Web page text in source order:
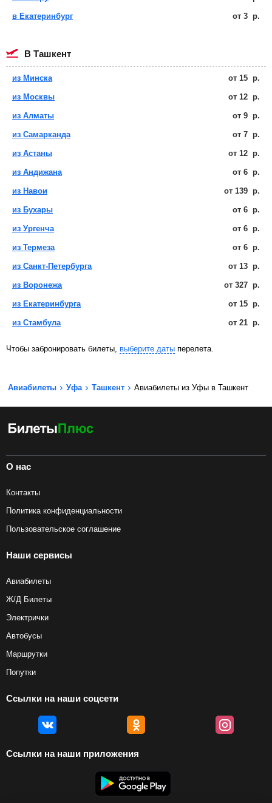
в Екатеринбург от 3 р.
в Ташкент
из Минска от 15 р.
из Москвы от 12 р.
из Алматы от 9 р.
из Самарканда от 7 р.
из Астаны от 12 р.
из Андижана от 6 р.
из Навои от 139 р.
из Бухары от 6 р.
из Ургенча от 6 р.
из Термеза от 6 р.
из Санкт-Петербурга от 13 р.
из Воронежа от 327 р.
из Екатеринбурга от 15 р.
из Стамбула от 21 р.
Чтобы забронировать билеты, выберите даты перелета.
Авиабилеты Уфа Ташкент Авиабилеты из Уфы в Ташкент
О нас
Контакты
Политика конфиденциальности
Пользовательское соглашение
Наши сервисы
Авиабилеты
Ж/Д Билеты
Электрички
Автобусы
Маршрутки
Попутки
Ссылки на наши соцсети
Ссылки на наши приложения